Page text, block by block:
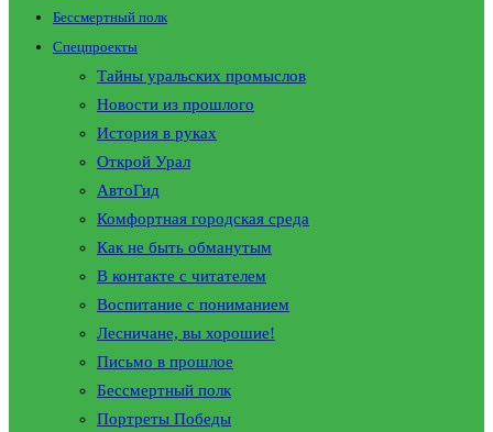
Бессмертный полк
Спецпроекты
Тайны уральских промыслов
Новости из прошлого
История в руках
Открой Урал
АвтоГид
Комфортная городская среда
Как не быть обманутым
В контакте с читателем
Воспитание с пониманием
Лесничане, вы хорошие!
Письмо в прошлое
Бессмертный полк
Портреты Победы